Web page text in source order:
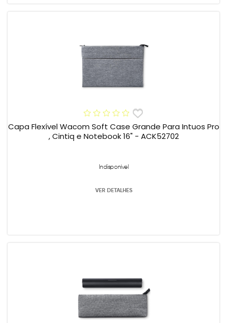
Capa Flexível Wacom Soft Case Grande Para Intuos Pro
, Cintiq e Notebook 16" - ACK52702
Indisponível
VER DETALHES